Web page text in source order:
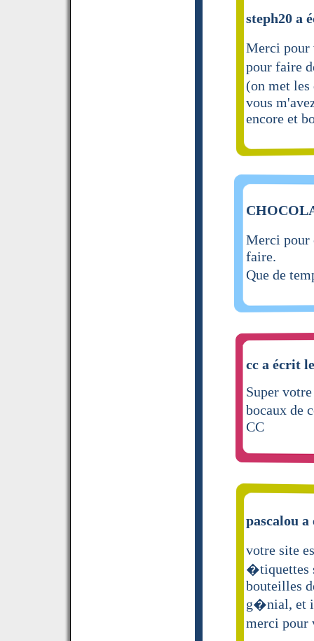
steph20 a
Merci pour
pour faire
(on met
vous
encore et
Merci
faire.
Que de
cc a écrit
Super
bocaux
CC
pascalou
votre site
�tiquettes
bouteilles
g�nial, et
merci